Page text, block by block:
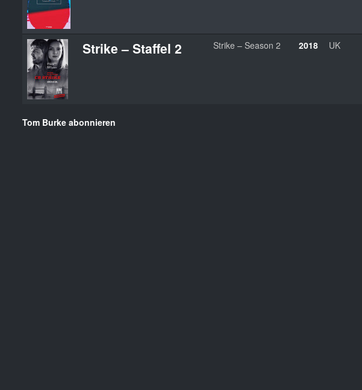
Strike – Staffel 2 Strike – Season 2 2018 UK
Tom Burke abonnieren